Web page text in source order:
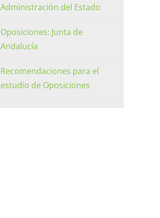
Administración del Estado
Oposiciones: Junta de
Andalucía
Recomendaciones para el
estudio de Oposiciones